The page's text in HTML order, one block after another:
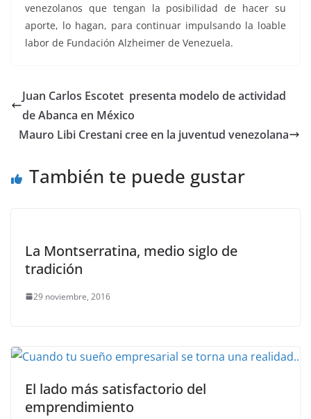
venezolanos que tengan la posibilidad de hacer su
aporte, lo hagan, para continuar impulsando la loable
labor de Fundación Alzheimer de Venezuela.
Juan Carlos Escotet presenta modelo de actividad
de Abanca en México
Mauro Libi Crestani cree en la juventud venezolana
También te puede gustar
La Montserratina, medio siglo de
tradición
29 noviembre, 2016
El lado más satisfactorio del
emprendimiento